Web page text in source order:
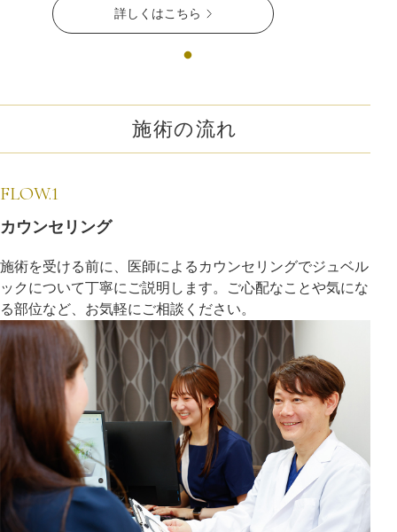
詳しくはこちら
施術の流れ
FLOW.1
カウンセリング
施術を受ける前に、医師によるカウンセリングでジュベル
ックについて丁寧にご説明します。ご心配なことや気にな
る部位など、お気軽にご相談ください。